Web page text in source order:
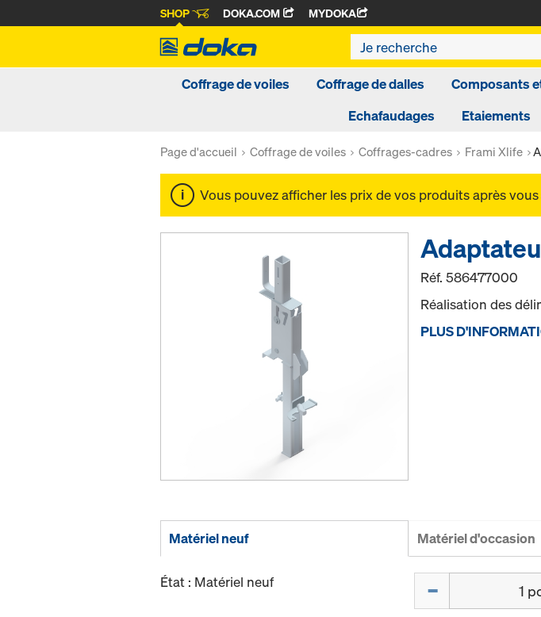
SHOP DOKA.COM MYDOKA
Coffrage de voiles Coffrage de dalles Composants
Echafaudages
Etaiements
Page d'accueil Coffrage de voiles Coffrages-cadres Frami Xlife
Vous pouvez afficher les prix de vos produits après
Réf.586477000
Réalisation des
PLUS
Matériel neuf Matériel d'occasion
État : Matériel neuf